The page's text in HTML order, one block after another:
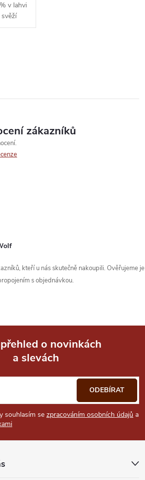
v lahvi
zákazníků
kteří u nás skutečně nakoupili. Ověřujeme je
s objednávkou.
o novinkách
a slevách
souhlasím se zpracováním osobních údajů a
ODEBÍRAT